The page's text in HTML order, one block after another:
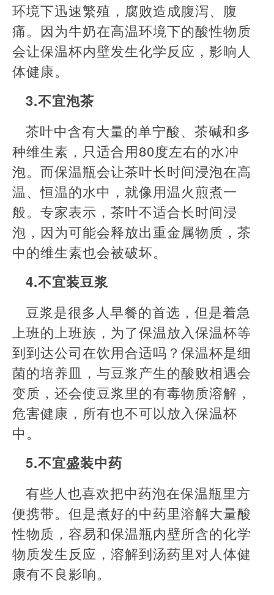
环境下迅速繁殖，腐败造成腹泻、腹
痛。因为牛奶在高温环境下的酸性物质
会让保温杯内壁发生化学反应，影响人
体健康。
3.不宜泡茶
茶叶中含有大量的单宁酸、茶碱和多
种维生素，只适合用80度左右的水冲
泡。而保温瓶会让茶叶长时间浸泡在高
温、恒温的水中，就像用温火煎煮一
般。专家表示，茶叶不适合长时间浸
泡，因为可能会释放出重金属物质，茶
中的维生素也会被破坏。
4.不宜装豆浆
豆浆是很多人早餐的首选，但是着急
上班的上班族，为了保温放入保温杯等
到到达公司在饮用合适吗？保温杯是细
菌的培养皿，与豆浆产生的酸败相遇会
变质，还会使豆浆里的有毒物质溶解，
危害健康，所有也不可以放入保温杯
中。
5.不宜盛装中药
有些人也喜欢把中药泡在保温瓶里方
便携带。但是煮好的中药里溶解大量酸
性物质，容易和保温瓶内壁所含的化学
物质发生反应，溶解到汤药里对人体健
康有不良影响。